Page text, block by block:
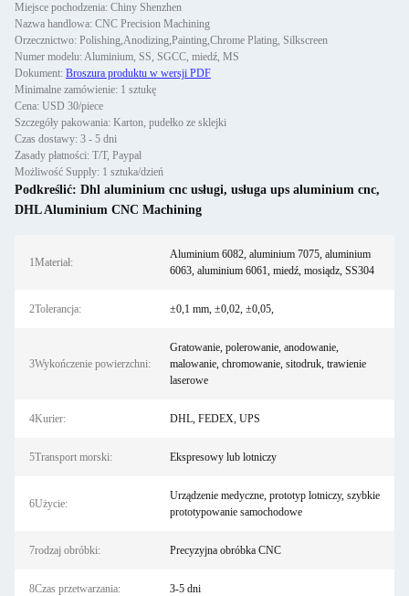
Miejsce pochodzenia: Chiny Shenzhen
Nazwa handlowa: CNC Precision Machining
Orzecznictwo: Polishing,Anodizing,Painting,Chrome Plating, Silkscreen
Numer modelu: Aluminium, SS, SGCC, miedź, MS
Dokument: Broszura produktu w wersji PDF
Minimalne zamówienie: 1 sztukę
Cena: USD 30/piece
Szczegóły pakowania: Karton, pudełko ze sklejki
Czas dostawy: 3 - 5 dni
Zasady płatności: T/T, Paypal
Możliwość Supply: 1 sztuka/dzień
Podkreślić: Dhl aluminium cnc usługi, usługa ups aluminium cnc,
DHL Aluminium CNC Machining
1Materiał:
Aluminium 6082, aluminium 7075, aluminium
6063, aluminium 6061, miedź, mosiądz, SS304
2Tolerancja: ±0,1 mm, ±0,02, ±0,05,
3Wykończenie powierzchni:
Gratowanie, polerowanie, anodowanie,
malowanie, chromowanie, sitodruk, trawienie
laserowe
4Kurier: DHL, FEDEX, UPS
5Transport morski: Ekspresowy lub lotniczy
6Użycie:
Urządzenie medyczne, prototyp lotniczy, szybkie
prototypowanie samochodowe
7rodzaj obróbki: Precyzyjna obróbka CNC
8Czas przetwarzania: 3-5 dni